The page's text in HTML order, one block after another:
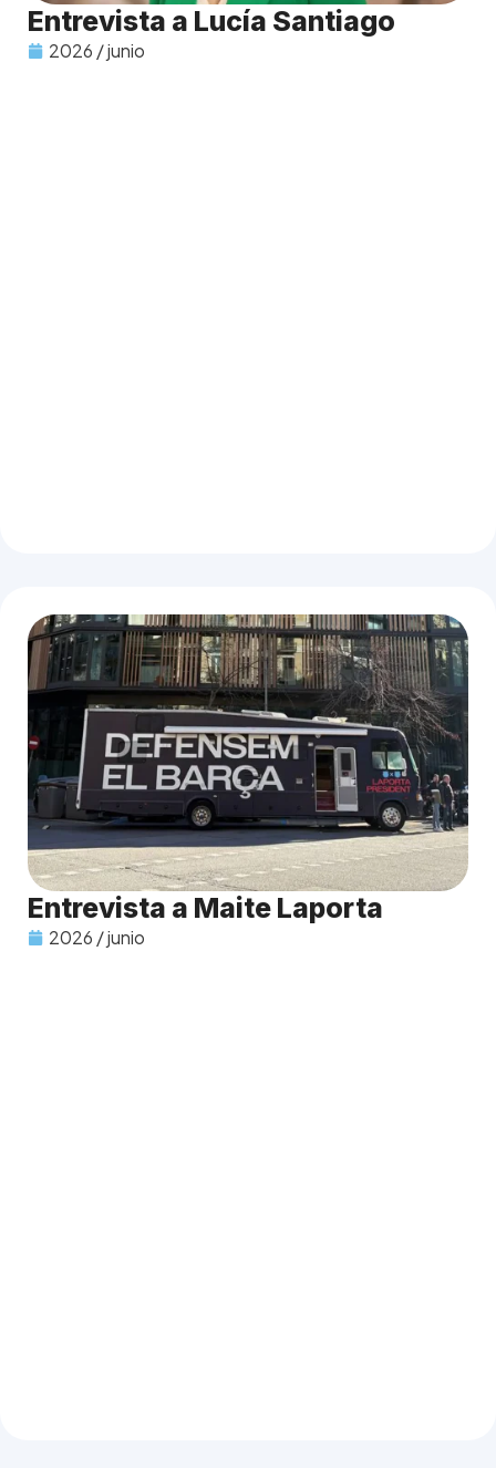
Entrevista a Lucía Santiago
2026 / junio
Entrevista a Maite Laporta
2026 / junio